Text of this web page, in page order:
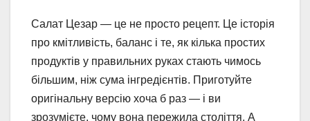
Салат Цезар — це не просто рецепт. Це історія
про кмітливість, баланс і те, як кілька простих
продуктів у правильних руках стають чимось
більшим, ніж сума інгредієнтів. Приготуйте
оригінальну версію хоча б раз — і ви
зрозумієте, чому вона пережила століття. А